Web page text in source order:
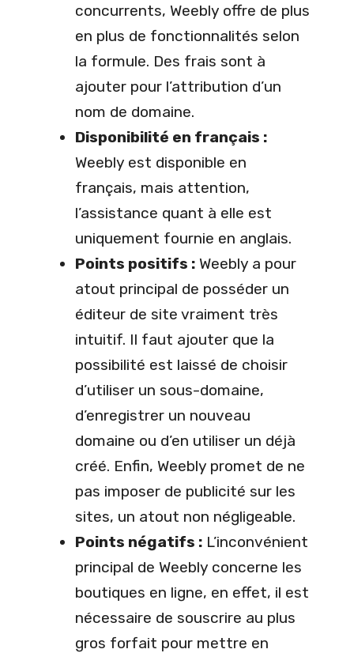
concurrents, Weebly offre de plus
en plus de fonctionnalités selon
la formule. Des frais sont à
ajouter pour l’attribution d’un
nom de domaine.
Disponibilité en français :
Weebly est disponible en
français, mais attention,
l’assistance quant à elle est
uniquement fournie en anglais.
Points positifs : Weebly a pour
atout principal de posséder un
éditeur de site vraiment très
intuitif. Il faut ajouter que la
possibilité est laissé de choisir
d’utiliser un sous-domaine,
d’enregistrer un nouveau
domaine ou d’en utiliser un déjà
créé. Enfin, Weebly promet de ne
pas imposer de publicité sur les
sites, un atout non négligeable.
Points négatifs : L’inconvénient
principal de Weebly concerne les
boutiques en ligne, en effet, il est
nécessaire de souscrire au plus
gros forfait pour mettre en